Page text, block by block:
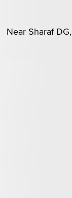
Near Sharaf